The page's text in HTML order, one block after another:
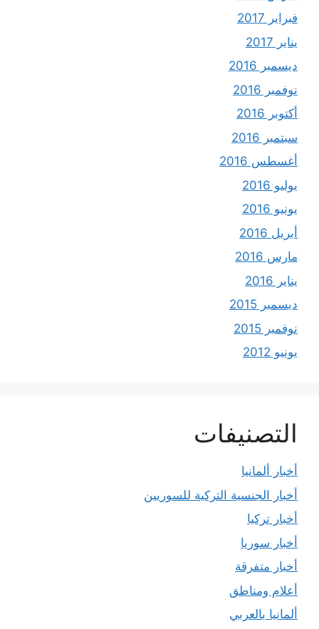
فبراير 2017
يناير 2017
ديسمبر 2016
نوفمبر 2016
أكتوبر 2016
سبتمبر 2016
أغسطس 2016
يوليو 2016
يونيو 2016
أبريل 2016
مارس 2016
يناير 2016
ديسمبر 2015
نوفمبر 2015
يونيو 2012
التصنيفات
أخبار ألمانيا
أخبار الجنسية التركية للسوريين
أخبار تركيا
أخبار سوريا
أخبار متفرقة
أعلام ومناطق
ألمانيا بالعربي